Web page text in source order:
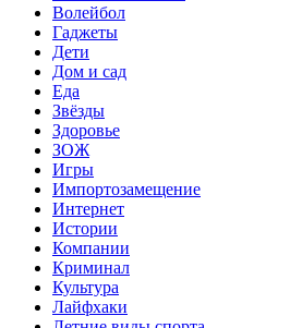
Волейбол
Гаджеты
Дети
Дом и сад
Еда
Звёзды
Здоровье
ЗОЖ
Игры
Импортозамещение
Интернет
Истории
Компании
Криминал
Культура
Лайфхаки